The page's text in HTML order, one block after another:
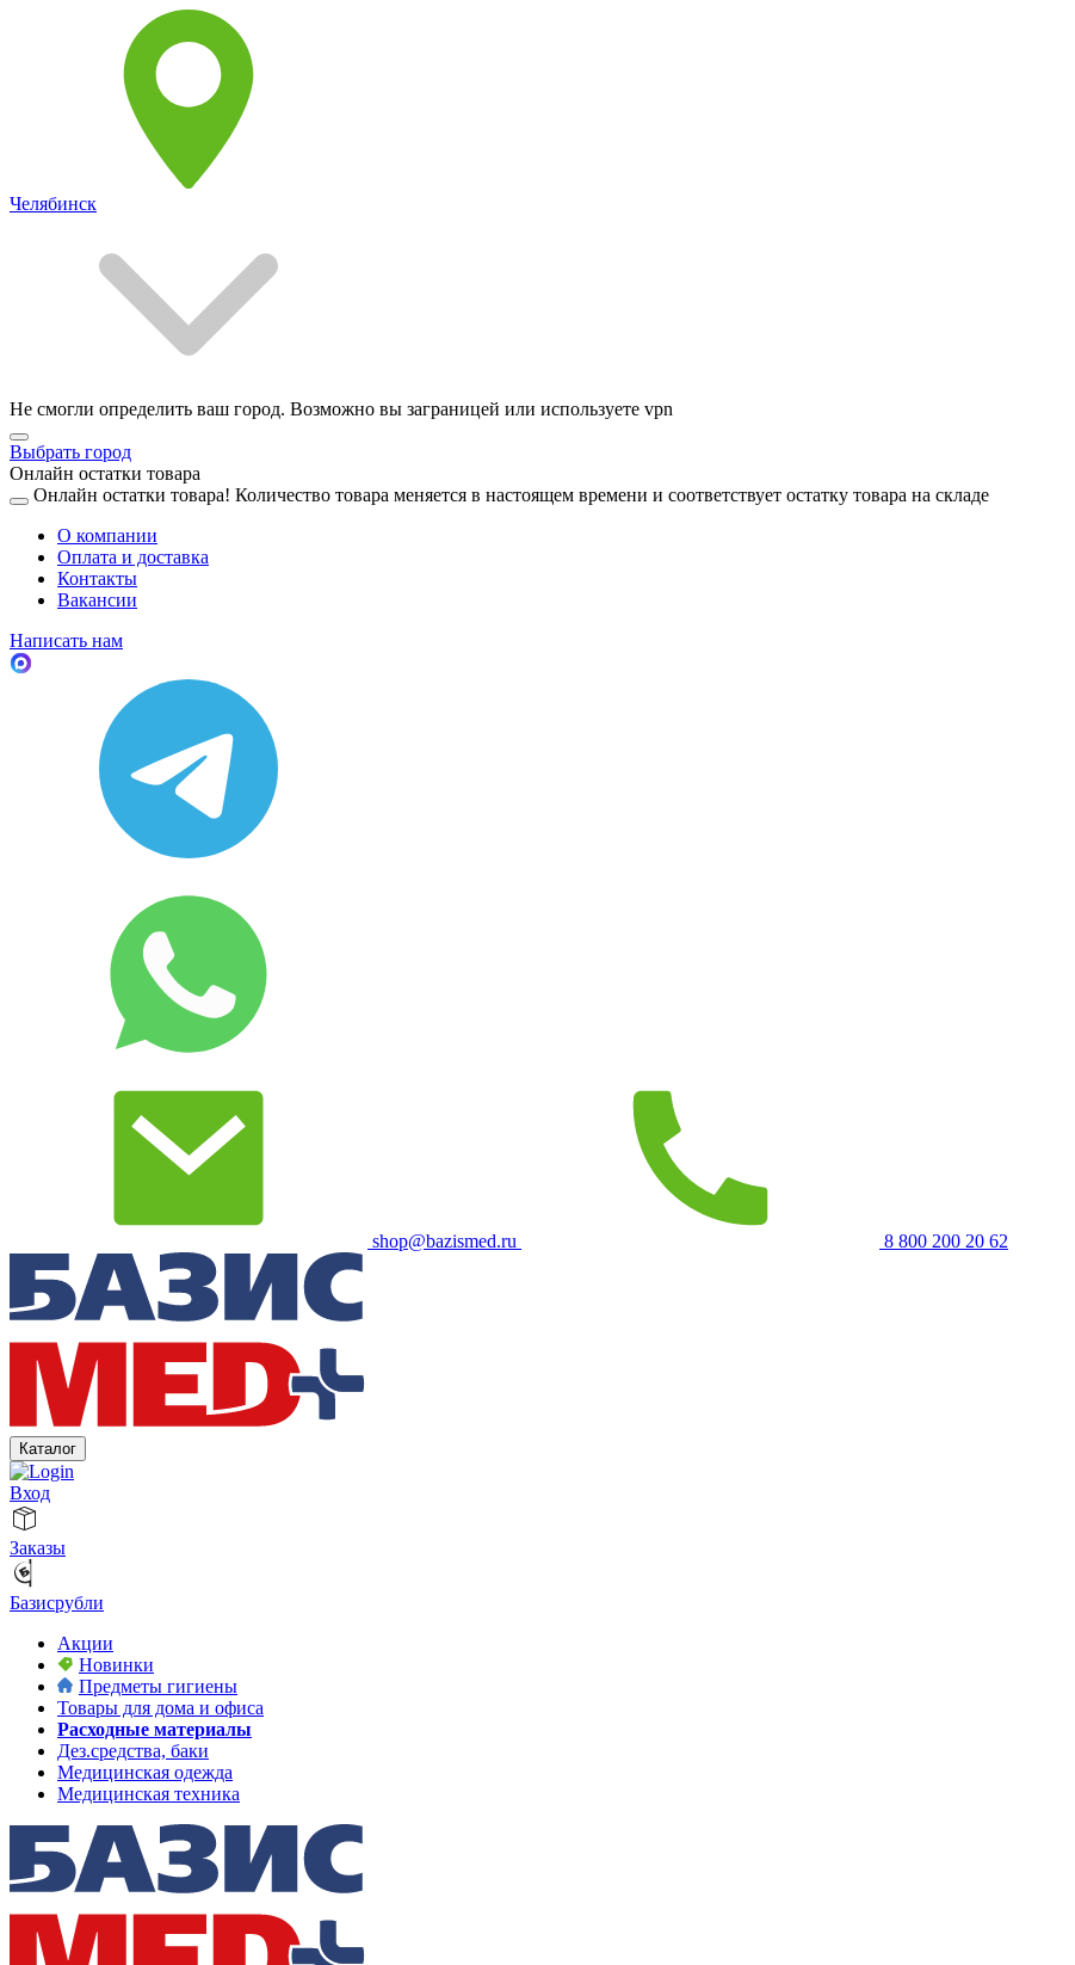
Челябинск
Не смогли определить ваш город. Возможно вы заграницей или используете vpn
Выбрать город
Онлайн остатки товара
Онлайн остатки товара! Количество товара меняется в настоящем времени и соответствует остатку товара на складе
О компании
Оплата и доставка
Контакты
Вакансии
Написать нам
shop@bazismed.ru 8 800 200 20 62
Каталог
Вход
Заказы
Базисрубли
Акции
Новинки
Предметы гигиены
Товары для дома и офиса
Расходные материалы
Дез.средства, баки
Медицинская одежда
Медицинская техника